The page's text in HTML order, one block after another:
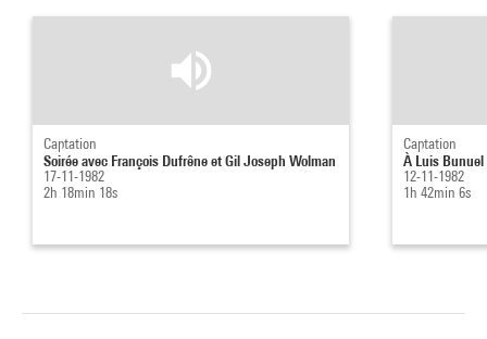
Captation
Soirée avec François Dufrêne et Gil Joseph Wolman
17-11-1982
2h 18min 18s
Captation
À Luis
12-11-1982
1h 42min 6s